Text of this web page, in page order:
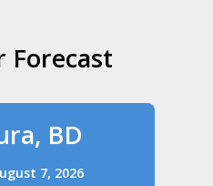
Forecast
BD
7, 2026